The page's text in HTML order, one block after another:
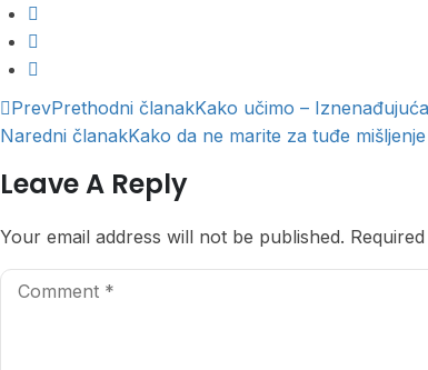
PrevPrethodni članakKako učimo –
Naredni članakKako da ne marite za tuđe
Leave A Reply
Your email address will not be published.